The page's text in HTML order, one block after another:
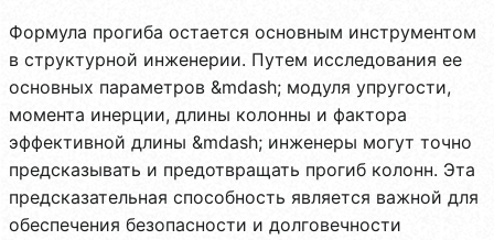
Формула прогиба остается основным инструментом
в структурной инженерии. Путем исследования ее
основных параметров &mdash; модуля упругости,
момента инерции, длины колонны и фактора
эффективной длины &mdash; инженеры могут точно
предсказывать и предотвращать прогиб колонн. Эта
предсказательная способность является важной для
обеспечения безопасности и долговечности